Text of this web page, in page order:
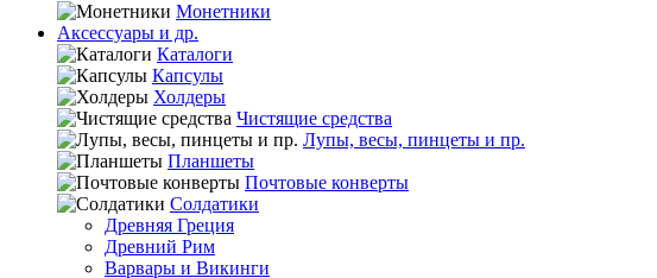
Монетники
Аксессуары и др.
Каталоги
Капсулы
Холдеры
Чистящие средства
Лупы, весы, пинцеты и пр.
Планшеты
Почтовые конверты
Солдатики
Древняя Греция
Древний Рим
Варвары и Викинги